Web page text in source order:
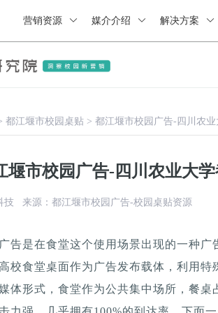
营销资源 媒介介绍 解决方案
都江堰市校园桌贴 > 都江堰市校园广告-四川农
堰市校园广告-四川农业大
技 来源：都江堰市校园广告-校园桌贴资源
告是在食堂这个使用场景出现的一种广
校食堂桌面作为广告发布载体，利用
体形式，食堂作为公共集中场所，餐